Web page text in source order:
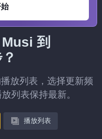
到
放列表，选择更新频
列表保持最新。
播放列表